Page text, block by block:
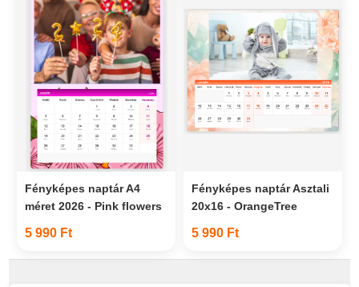
Fényképes naptár A4
méret 2026 - Pink flowers
5 990 Ft
Fényképes naptár Asztali
20x16 - OrangeTree
5 990 Ft